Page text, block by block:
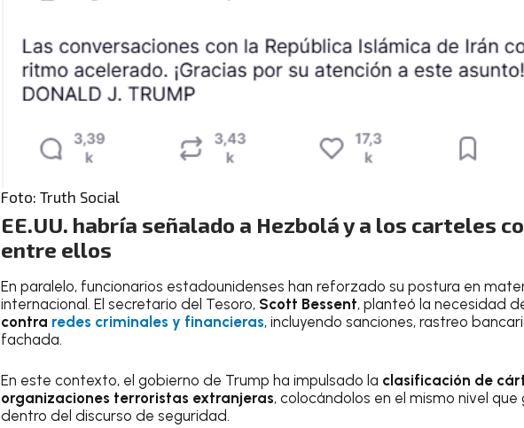
Foto: Truth Social
EE.UU. habría señalado a Hezbolá y a los carteles
entre ellos
En paralelo, funcionarios estadounidenses han reforzado su postura en
internacional. El secretario del Tesoro, Scott Bessent, planteó la necesidad
contra redes criminales y financieras, incluyendo sanciones, rastreo
fachada.
En este contexto, el gobierno de Trump ha impulsado la clasificación de
organizaciones terroristas extranjeras, colocándolos en el mismo nivel
dentro del discurso de seguridad.